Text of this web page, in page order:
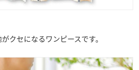
クセになるワンピースです。